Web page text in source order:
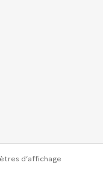
d’affichage